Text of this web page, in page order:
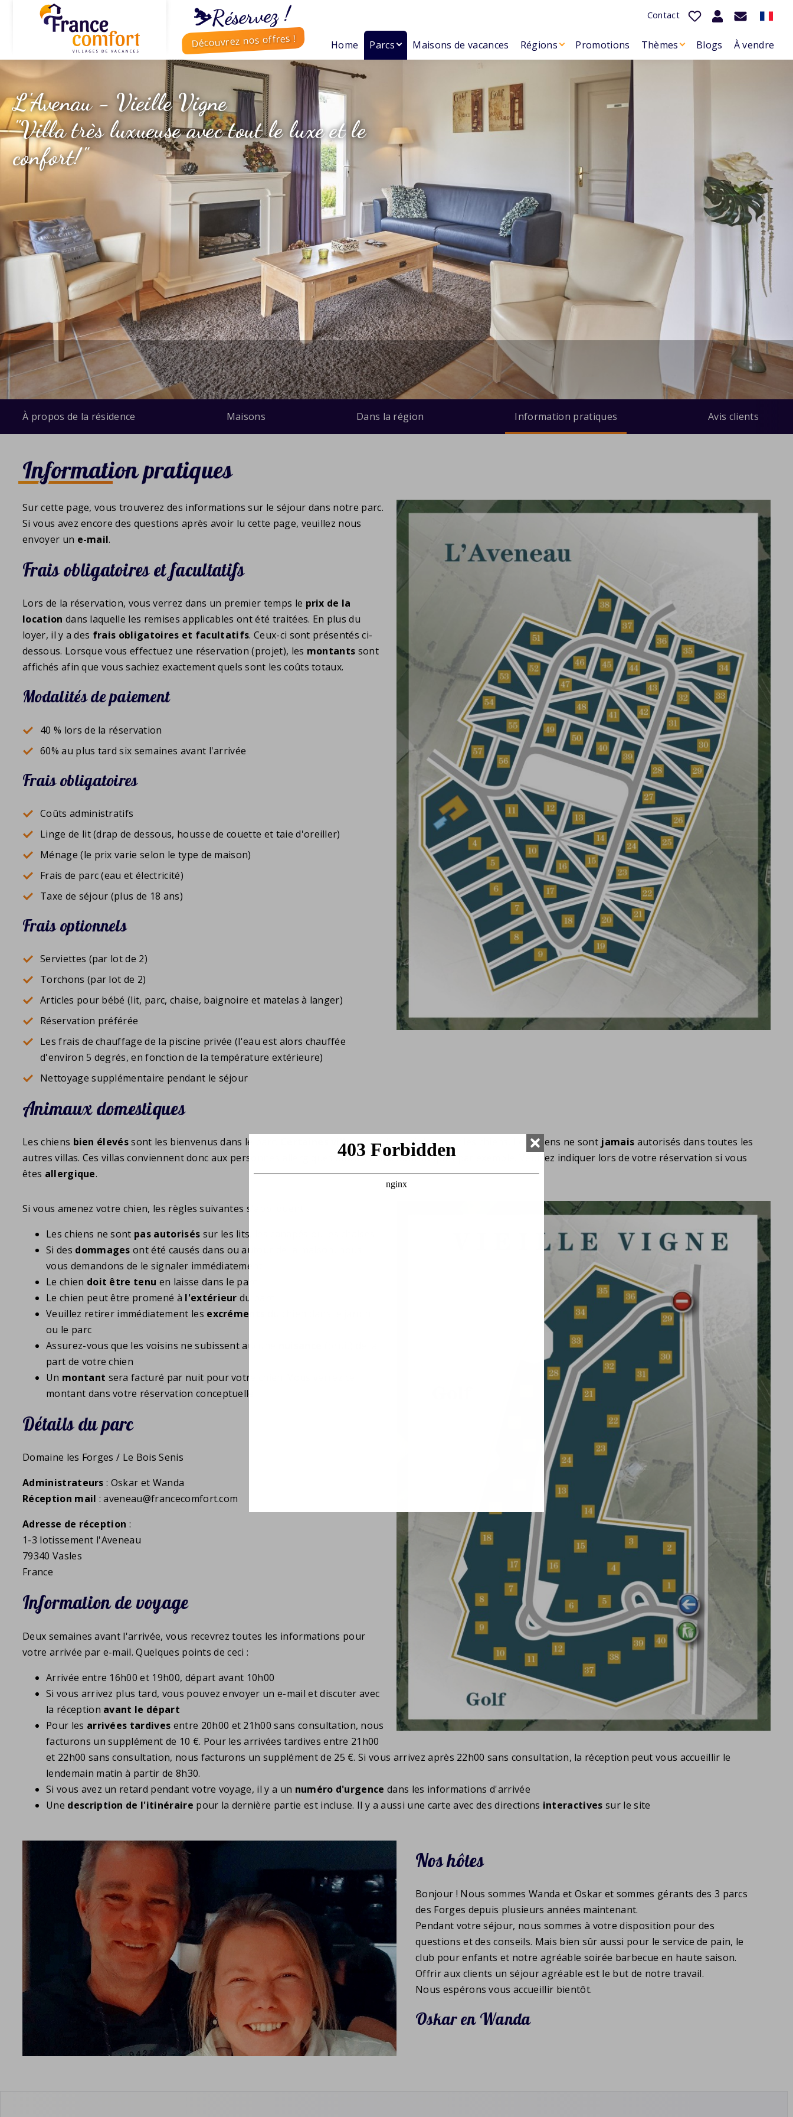
⛷️Réservez !
Découvrez nos offres !
Contact
Home Parcs Maisons de vacances Régions Promotions Thèmes Blogs À vendre
L'Avenau - Vieille Vigne
"Villa très luxueuse avec tout le luxe et le
confort!"
À propos de la résidence Maisons Dans la région Information pratiques Avis clients
Information pratiques
Sur cette page, vous trouverez des informations sur le séjour dans notre parc.
Si vous avez encore des questions après avoir lu cette page, veuillez nous
envoyer un e-mail.
Frais obligatoires et facultatifs
Lors de la réservation, vous verrez dans un premier temps le prix de la
location dans laquelle les remises applicables ont été traitées. En plus du
loyer, il y a des frais obligatoires et facultatifs. Ceux-ci sont présentés ci-
dessous. Lorsque vous effectuez une réservation (projet), les montants sont
affichés afin que vous sachiez exactement quels sont les coûts totaux.
Modalités de paiement
40 % lors de la réservation
60% au plus tard six semaines avant l'arrivée
Frais obligatoires
Coûts administratifs
Linge de lit (drap de dessous, housse de couette et taie d'oreiller)
Ménage (le prix varie selon le type de maison)
Frais de parc (eau et électricité)
Taxe de séjour (plus de 18 ans)
Frais optionnels
Serviettes (par lot de 2)
Torchons (par lot de 2)
Articles pour bébé (lit, parc, chaise, baignoire et matelas à langer)
Réservation préférée
Les frais de chauffage de la piscine privée (l'eau est alors chauffée
d'environ 5 degrés, en fonction de la température extérieure)
Nettoyage supplémentaire pendant le séjour
Animaux domestiques
Les chiens bien élevéssont les bienvenus dans le parc. Certaines villassont disponibles pour les chiens. Les chiens ne sont jamais autorisés dans toutes les
autres villas. Ces villas conviennent donc aux personnes allergiques aux animaux domestiques par exemple. Veuillez indiquer lors de votre réservation si vous
êtes allergique.
Si vous amenez votre chien, les règles suivantes s'appliquent :
Les chiens ne sont pas autorisés sur les lits, les canapés ou les chaises
Si des dommages ont été causés dans ou autour de la maison, nous
vous demandons de le signaler immédiatement
Le chien doit être tenu en laisse dans le parc
Le chien peut être promené à l'extérieur du parc
Veuillez retirer immédiatement les excréments
ou le parc
Assurez-vous que les voisins ne subissent aucune
part de votre chien
Un montant sera facturé par nuit pour votre chien. Vous verrez ce
montant dans votre réservation conceptuelle
Détails du parc
Domaine les Forges / Le Bois Senis
Administrateurs: Oskar et Wanda
Réception mail : aveneau@francecomfort.com
Adresse de réception :
1-3 lotissement l'Aveneau
79340 Vasles
France
Information de voyage
Deux semaines avant l'arrivée, vous recevrez toutes les informations pour
votre arrivée par e-mail. Quelques points de ceci :
Arrivée entre 16h00 et 19h00, départ avant 10h00
Si vous arrivez plus tard, vous pouvez envoyer un e-mail et discuter avec
la réception avant le départ
Pour les arrivées tardives entre 20h00 et 21h00 sans consultation, nous
facturons un supplément de 10 €. Pour les arrivées tardives entre 21h00
et 22h00 sans consultation, nous facturons un supplément de 25 €. Si vous arrivez après 22h00 sans consultation, la réception peut vous accueillir le
lendemain matin à partir de 8h30.
Si vous avez un retard pendant votre voyage, il y a un numéro d'urgence dans les informations d'arrivée
Une description de l'itinéraire pour la dernière partie est incluse. Il y a aussi une carte avec des directions interactives sur le site
Nos hôtes
Bonjour ! Nous sommes Wanda et Oskar et sommes gérants des 3 parcs
des Forges depuis plusieurs années maintenant.
Pendant votre séjour, nous sommes à votre disposition pour des
questions et des conseils. Mais bien sûr aussi pour le service de pain, le
club pour enfants et notre agréable soirée barbecue en haute saison.
Offrir aux clients un séjour agréable est le but de notre travail.
Nous espérons vous accueillir bientôt.
Oskar en Wanda